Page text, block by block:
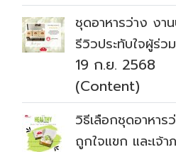
ชุดอาหารว่าง งา
รีวิวประทับใจผู้ร่ว
19 ก.ย. 2568
(Content)
วิธีเลือกชุดอาหา
ถูกใจแขก และเจ้